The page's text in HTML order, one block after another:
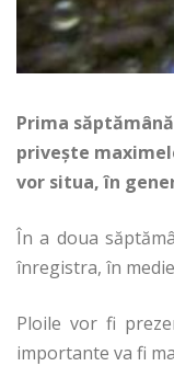
Prima
priveşte
vor situa, în
În a doua
înregistra, în
Ploile vor fi
importante va fi